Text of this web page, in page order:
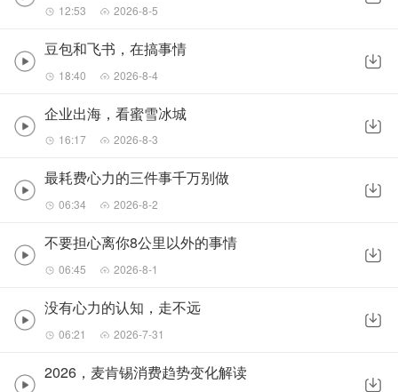
12:53 2026-8-5
豆包和飞书，在搞事情
18:40 2026-8-4
企业出海，看蜜雪冰城
16:17 2026-8-3
最耗费心力的三件事千万别做
06:34 2026-8-2
不要担心离你8公里以外的事情
06:45 2026-8-1
没有心力的认知，走不远
06:21 2026-7-31
2026，麦肯锡消费趋势变化解读